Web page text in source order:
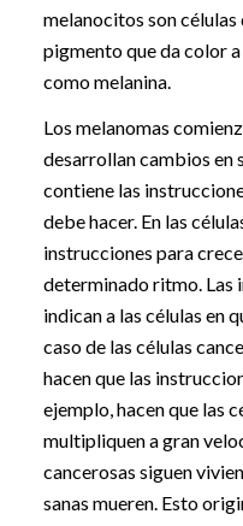
melanocitos son células
pigmento que da color
como melanina.
Los melanomas
desarrollan cambios en
contiene las
debe hacer. En las
instrucciones para
determinado ritmo. Las
indican a las células en
caso de las células
hacen que las
ejemplo, hacen que las
multipliquen a gran
cancerosas siguen
sanas mueren. Esto